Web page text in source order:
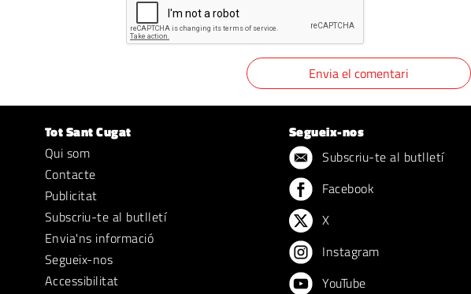
Tot Sant Cugat
Qui som
Contacte
Publicitat
Subscriu-te al butlletí
Envia'ns informació
Segueix-nos
Accessibilitat
Segueix-nos
Subscriu-te al butlletí
Facebook
X
Instagram
YouTube